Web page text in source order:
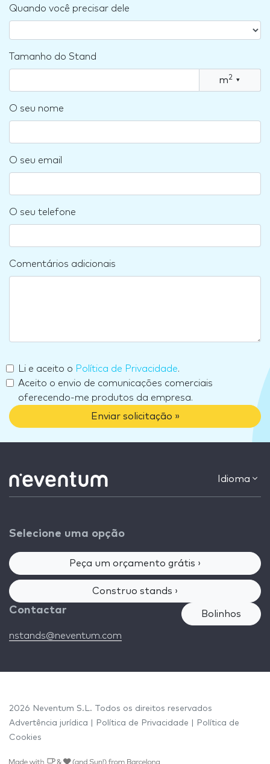
Quando você precisar dele
Tamanho do Stand
m2 ▾
O seu nome
O seu email
O seu telefone
Comentários adicionais
Li e aceito o Política de Privacidade.
Aceito o envio de comunicações comerciais
oferecendo-me produtos da empresa.
Enviar solicitação »
Idioma
Selecione uma opção
Peça um orçamento grátis ›
Construo stands ›
Contactar
nstands@neventum.com
Bolinhos
2026 Neventum S.L. Todos os direitos reservados
Advertência jurídica
Política de Privacidade
Política de
Cookies